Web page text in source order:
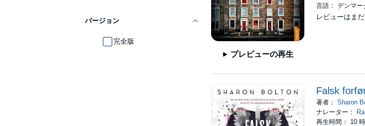
バージョン
完全版
プレビューの再生
言語： デンマー
レビューはまだ
Falsk
著者：Sharon
ナレーター：
再生時間： 10